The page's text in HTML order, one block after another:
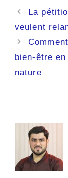
Navigation
des
La
veulent
bien-être
nature